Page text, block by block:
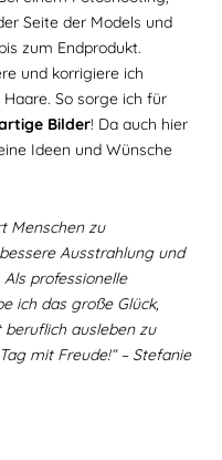
Seite der Models und
zum Endprodukt.
und korrigiere ich
So sorge ich für
Bilder! Da auch hier
Ideen und Wünsche
Menschen zu
Ausstrahlung und
professionelle
ich das große Glück,
ausleben zu
mit Freude!“ – Stefanie